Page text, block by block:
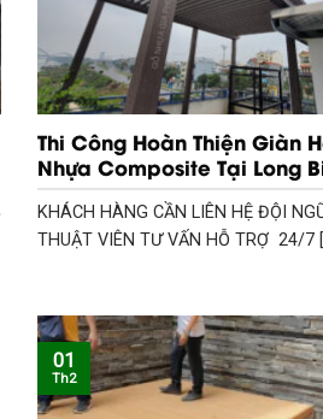
Thi Công Hoàn Thiện Giàn
Nhựa Composite Tại Long
KHÁCH HÀNG CẦN LIÊN HỆ ĐỘI
THUẬT VIÊN TƯ VẤN HỖ TRỢ 24/7
01
Th2